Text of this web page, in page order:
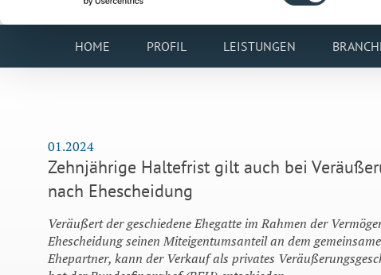
HOME PROFIL LEISTUNGEN
01.2024
Zehnjährige Haltefrist gilt auch bei
nach Ehescheidung
Veräußert der geschiedene Ehegatte im Rahmen der
Ehescheidung seinen Miteigentumsanteil an dem
Ehepartner, kann der Verkauf als privates